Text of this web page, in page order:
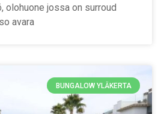
olohuone jossa on surroud
avara
BUNGALOW YLÄKERTA